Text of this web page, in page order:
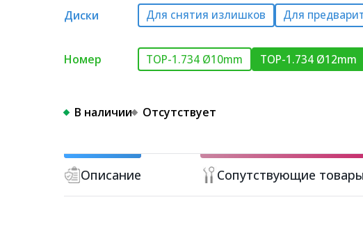
Диски Для снятия излишков Для
Номер ТОР-1.734 Ø10mm ТОР-1.734 Ø12mm
В наличии Отсутствует
Описание Сопутствующие товары